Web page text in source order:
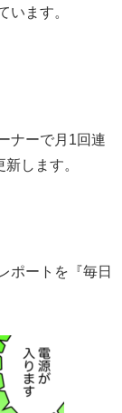
います。
ナーで月1回連
します。
ポートを『毎日